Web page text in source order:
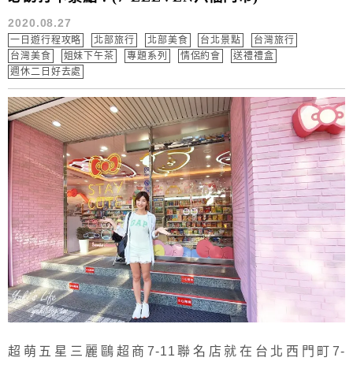
2020.08.27
一日遊行程攻略 北部旅行 北部美食 台北景點
台灣旅行
台灣美食
姐妹下午茶 專題系列 情侶約會
送禮禮盒
週休二日好去處
超萌五星三麗鷗超商7-11聯名店就在台北西門町7-